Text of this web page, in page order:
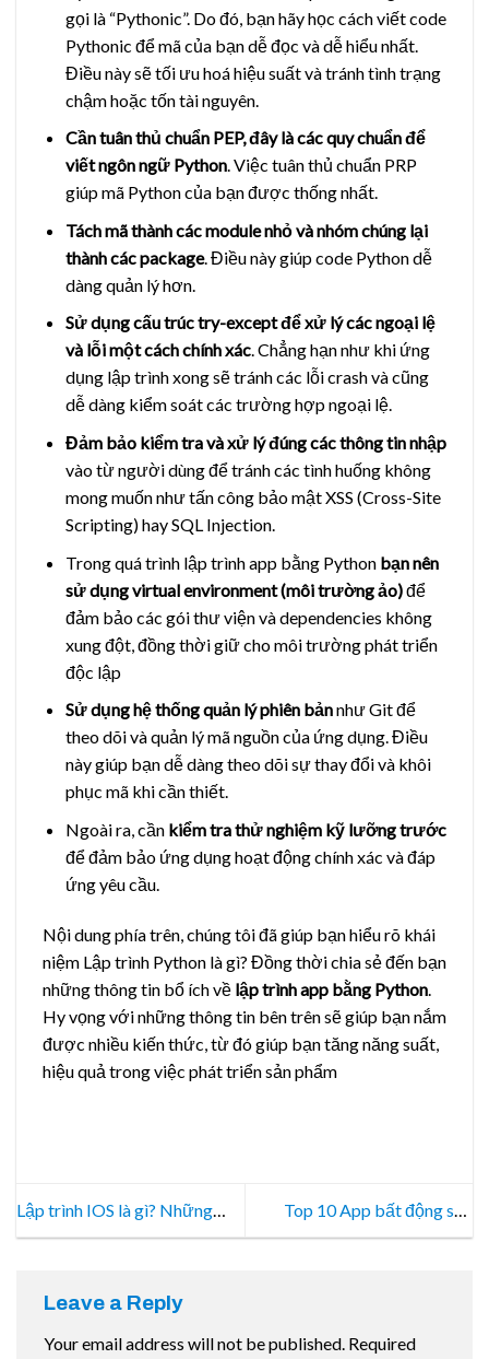
gọi là “Pythonic”. Do đó, bạn hãy học cách viết code
Pythonic để mã của bạn dễ đọc và dễ hiểu nhất.
Điều này sẽ tối ưu hoá hiệu suất và tránh tình trạng
chậm hoặc tốn tài nguyên.
Cần tuân thủ chuẩn PEP, đây là các quy chuẩn để
viết ngôn ngữ Python. Việc tuân thủ chuẩn PRP
giúp mã Python của bạn được thống nhất.
Tách mã thành các module nhỏ và nhóm chúng lại
thành các package. Điều này giúp code Python dễ
dàng quản lý hơn.
Sử dụng cấu trúc try-except để xử lý các ngoại lệ
và lỗi một cách chính xác. Chẳng hạn như khi ứng
dụng lập trình xong sẽ tránh các lỗi crash và cũng
dễ dàng kiểm soát các trường hợp ngoại lệ.
Đảm bảo kiểm tra và xử lý đúng các thông tin nhập
vào từ người dùng để tránh các tình huống không
mong muốn như tấn công bảo mật XSS (Cross-Site
Scripting) hay SQL Injection.
Trong quá trình lập trình app bằng Python bạn nên
sử dụng virtual environment (môi trường ảo)để
đảm bảo các gói thư viện và dependencies không
xung đột, đồng thời giữ cho môi trường phát triển
độc lập
Sử dụng hệ thống quản lý phiên bảnnhư Git để
theo dõi và quản lý mã nguồn của ứng dụng. Điều
này giúp bạn dễ dàng theo dõi sự thay đổi và khôi
phục mã khi cần thiết.
Ngoài ra, cầnkiểm tra thử nghiệm kỹ lưỡng trước
để đảm bảo ứng dụng hoạt động chính xác và đáp
ứng yêu cầu.
Nội dung phía trên, chúng tôi đã giúp bạn hiểu rõ khái
niệm Lập trình Python là gì? Đồng thời chia sẻ đến bạn
những thông tin bổ ích về lập trình app bằng Python
Hy vọng với những thông tin bên trên sẽ giúp bạn nắm
được nhiều kiến thức, từ đó giúp bạn tăng năng suất,
hiệu quả trong việc phát triển sản phẩm
Lập trình IOS là gì? Những
ngôn ngữ lập trình IOS phổ
Top 10 App bất động sản
miễn phí – Môi giới bất động
Leave a Reply
Your email address will not be published. Required